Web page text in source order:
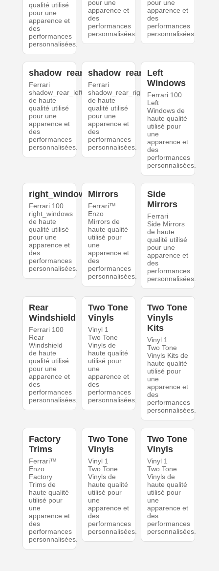
qualité utilisé
pour une
apparence et
des
performances
personnalisées.
pour une
apparence et
des
performances
personnalisées.
pour une
apparence et
des
performances
personnalisées.
shadow_rear_left
Ferrari
shadow_rear_left
de haute
qualité utilisé
pour une
apparence et
des
performances
personnalisées.
shadow_rear_right
Ferrari
shadow_rear_right
de haute
qualité utilisé
pour une
apparence et
des
performances
personnalisées.
Left
Windows
Ferrari 100
Left
Windows de
haute qualité
utilisé pour
une
apparence et
des
performances
personnalisées.
right_windows
Ferrari 100
right_windows
de haute
qualité utilisé
pour une
apparence et
des
performances
personnalisées.
Mirrors
Ferrari™
Enzo
Mirrors de
haute qualité
utilisé pour
une
apparence et
des
performances
personnalisées.
Side
Mirrors
Ferrari
Side Mirrors
de haute
qualité utilisé
pour une
apparence et
des
performances
personnalisées.
Rear
Windshield
Ferrari 100
Rear
Windshield
de haute
qualité utilisé
pour une
apparence et
des
performances
personnalisées.
Two Tone
Vinyls
Vinyl 1
Two Tone
Vinyls de
haute qualité
utilisé pour
une
apparence et
des
performances
personnalisées.
Two Tone
Vinyls
Kits
Vinyl 1
Two Tone
Vinyls Kits de
haute qualité
utilisé pour
une
apparence et
des
performances
personnalisées.
Factory
Trims
Ferrari™
Enzo
Factory
Trims de
haute qualité
utilisé pour
une
apparence et
des
performances
personnalisées.
Two Tone
Vinyls
Vinyl 1
Two Tone
Vinyls de
haute qualité
utilisé pour
une
apparence et
des
performances
personnalisées.
Two Tone
Vinyls
Vinyl 1
Two Tone
Vinyls de
haute qualité
utilisé pour
une
apparence et
des
performances
personnalisées.